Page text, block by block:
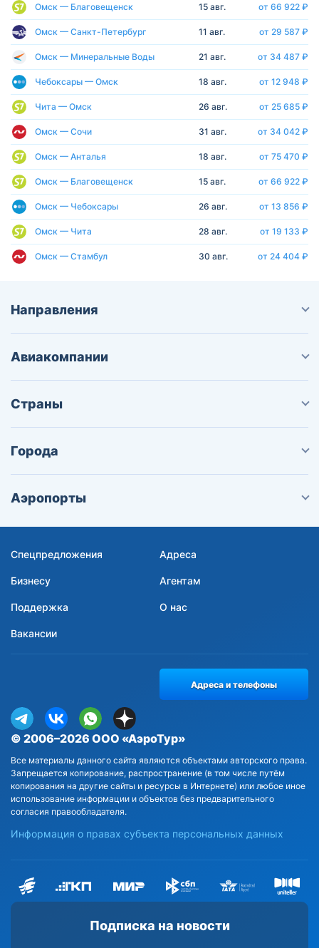
Омск — Благовещенск 15 авг. от 66 922 ₽
Омск — Санкт-Петербург 11 авг. от 29 587 ₽
Омск — Минеральные Воды 21 авг. от 34 487 ₽
Чебоксары — Омск 18 авг. от 12 948 ₽
Чита — Омск 26 авг. от 25 685 ₽
Омск — Сочи 31 авг. от 34 042 ₽
Омск — Анталья 18 авг. от 75 470 ₽
Омск — Благовещенск 15 авг. от 66 922 ₽
Омск — Чебоксары 26 авг. от 13 856 ₽
Омск — Чита 28 авг. от 19 133 ₽
Омск — Стамбул 30 авг. от 24 404 ₽
Направления
Авиакомпании
Страны
Города
Аэропорты
Спецпредложения Адреса
Бизнесу Агентам
Поддержка О нас
Вакансии
Подписка на новости
© 2006–2026 ООО «АэроТур»
Все материалы данного сайта являются объектами авторского права.
Запрещается копирование, распространение (в том числе путём
копирования на другие сайты и ресурсы в Интернете) или любое иное
использование информации и объектов без предварительного
согласия правообладателя.
Информация о правах субъекта персональных данных
Адреса и телефоны